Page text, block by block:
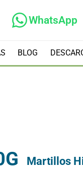
WhatsApp
Trituradoras hidráulicas
BLOG
Martillos